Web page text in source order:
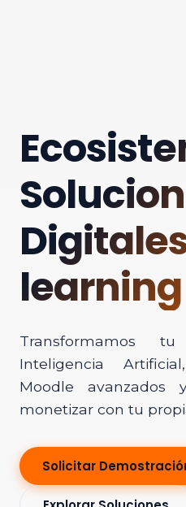
Transformamos
Inteligencia
Moodle avanzados
monetizar con tu
Solicitar